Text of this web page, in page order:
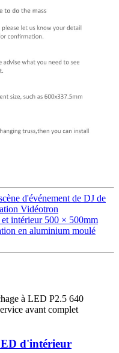
d'événement de DJ de
Vidéotron
intérieur 500 × 500mm
en aluminium moulé
d'intérieur